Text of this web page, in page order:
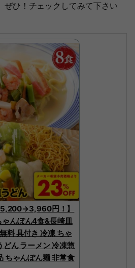
ぜひ！チェックしてみて下さい
円！】
ゃんぽん4食&長崎皿
料 具付き 冷凍 ちゃ
どん ラーメン 冷凍惣
ちゃんぽん麺 非常食